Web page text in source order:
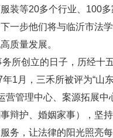
装等20多个行业、100
一步他们将与临沂市法
质量发展。
所创立的日子，历经十
1月，三禾所被评为“山
营管理中心、案源拓展
辩护、婚姻家事），坚
务，让法律的阳光照亮